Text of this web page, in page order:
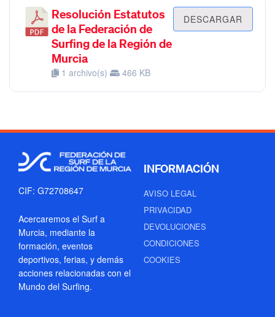
Resolución Estatutos
de la Federación de
Surfing de la Región de
Murcia
1 archivo(s) 466 KB
DESCARGAR
CIF: G72708647
Acercaremos el Surf a
Murcia, mediante la
formación, eventos
deportivos, ferias, y demás
acciones relacionadas con el
Mundo del Surfing.
INFORMACIÓN
AVISO LEGAL
PRIVACIDAD
DEVOLUCIONES
CONDICIONES
COOKIES